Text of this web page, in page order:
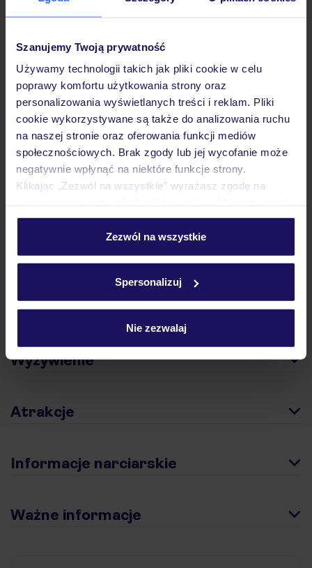
Szanujemy Twoją prywatność
Używamy technologii takich jak pliki cookie w celu
poprawy komfortu użytkowania strony oraz
personalizowania wyświetlanych treści i reklam. Pliki
cookie wykorzystywane są także do analizowania ruchu
na naszej stronie oraz oferowania funkcji mediów
społecznościowych. Brak zgody lub jej wycofanie może
negatywnie wpłynąć na niektóre funkcje strony.
Klikając „Zezwól na wszystkie” wyrażasz zgodę na
personalizować swój wybór wchodząc w zakładkę
Szczegółowe informacje o plikach cookie znajdziesz
Zezwól na wszystkie
Spersonalizuj
Nie zezwalaj
Dlaczego warto wybrać TUI?
Lider niskich cen
Największe biuro
podróży w Polsce
30 lat w
Hotel
Pokoje
Wyżywienie
Atrakcje
Informacje narciarskie
Ważne informacje